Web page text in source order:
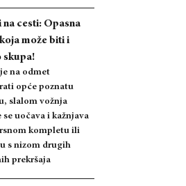
cesti: Opasna
može biti i
skupa!
na odmet
opće poznatu
slalom vožnja
se uočava i kažnjava
kompletu ili
s nizom drugih
prekršaja